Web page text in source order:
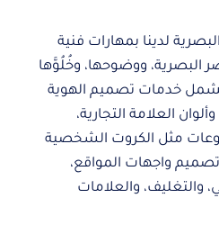
لدينا بمهارات فنية
البصرية، ووضوحها، وخُلُوَّها
خدمات تصميم الهوية
العلامة التجارية،
مثل الكروت الشخصية
تصميم واجهات المواقع،
والتغليف، والعلامات